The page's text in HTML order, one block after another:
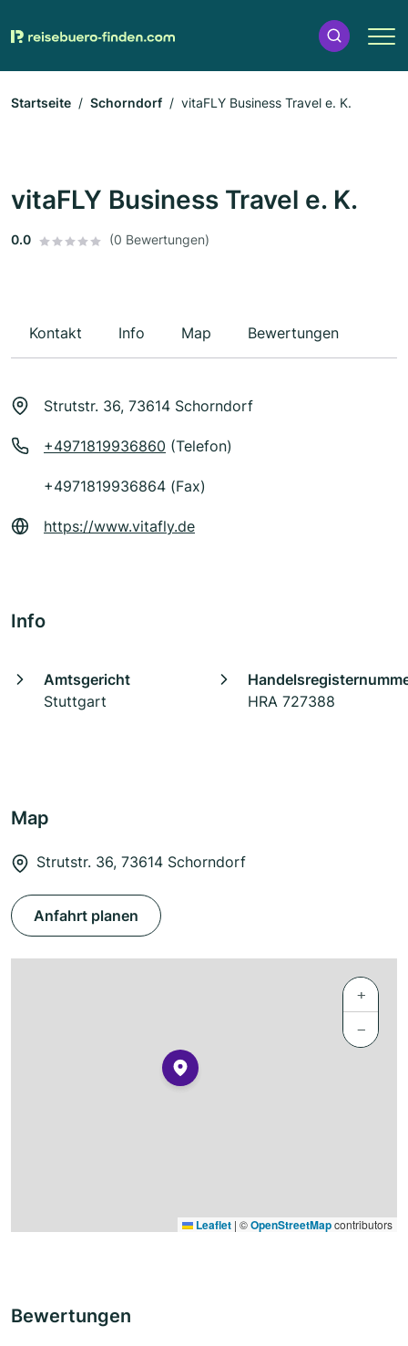
Startseite Schorndorf vitaFLY Business Travel e. K.
vitaFLY Business Travel e. K.
0.0 (0 Bewertungen)
Kontakt Info Map Bewertungen
Strutstr. 36, 73614 Schorndorf
+4971819936860 (Telefon)
+4971819936864 (Fax)
https://www.vitafly.de
Info
Amtsgericht
Stuttgart
HRA 727388
Map
Strutstr. 36, 73614 Schorndorf
Anfahrt planen
+
−
Leaflet | ©OpenStreetMapcontributors
Bewertungen